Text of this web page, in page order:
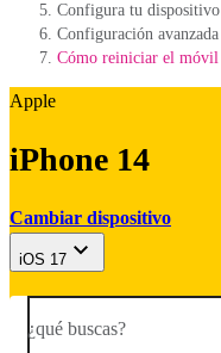
Configura tu dispositivo
Configuración avanzada
Cómo reiniciar el móvil
Apple
iPhone 14
Cambiar dispositivo
iOS 17
¿qué buscas?